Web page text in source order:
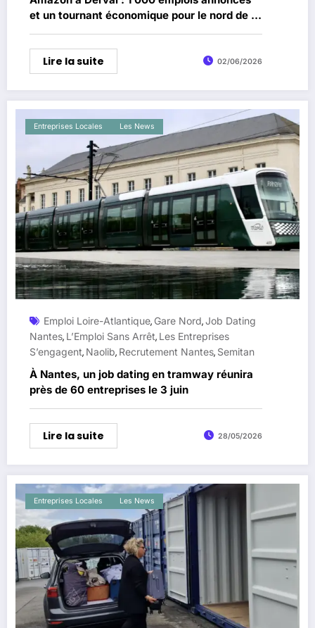
et un tournant économique pour le nord de la
Loire-Atlantique
Lire la suite 02/06/2026
Entreprises Locales Les News
Emploi Loire-Atlantique, Gare Nord,Job Dating
Nantes, L’Emploi Sans Arrêt, Les Entreprises
S’engagent, Naolib, Recrutement Nantes, Semitan
À Nantes, un job dating en tramway réunira
près de 60 entreprises le 3 juin
Lire la suite 28/05/2026
Entreprises Locales Les News